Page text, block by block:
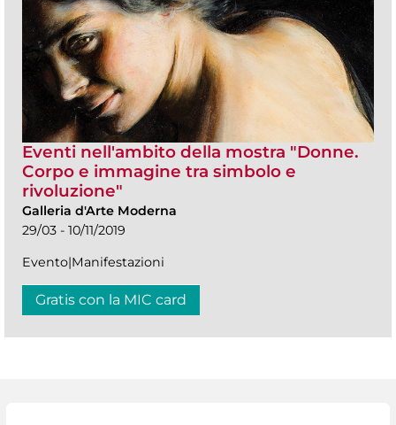
Eventi nell'ambito della mostra "Donne.
Corpo e immagine tra simbolo e
rivoluzione"
Galleria d'Arte Moderna
29/03 - 10/11/2019
Evento|Manifestazioni
Gratis con la MIC card